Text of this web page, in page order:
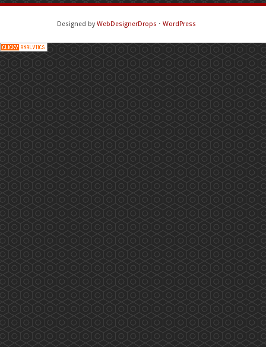
Designed byWebDesignerDrops ⋅ WordPress